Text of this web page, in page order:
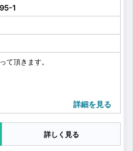
1
て頂きます。
良箇所の点検
の連携】
詳細を見る
詳しく見る